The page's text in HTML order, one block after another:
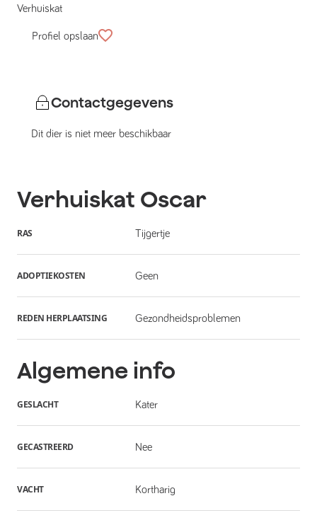
Verhuiskat
Profiel opslaan
Contactgegevens
Dit dier is niet meer beschikbaar
Verhuiskat Oscar
RAS Tijgertje
ADOPTIEKOSTEN Geen
REDEN HERPLAATSING Gezondheidsproblemen
Algemene info
GESLACHT Kater
GECASTREERD Nee
VACHT Kortharig